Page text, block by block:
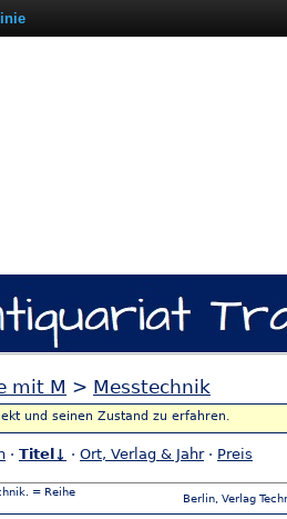
mit M > Messtechnik
und seinen Zustand zu erfahren.
· Titel↓ · Ort, Verlag & Jahr· Preis
= Reihe
Berlin, Verlag